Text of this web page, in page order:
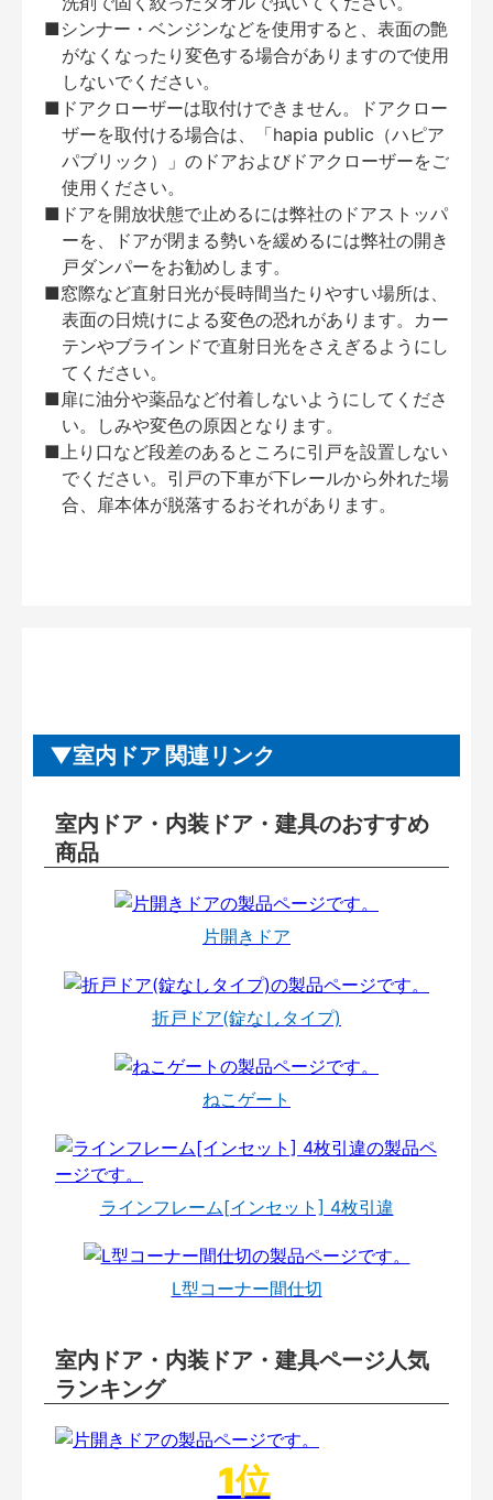
■シンナー・ベンジンなどを使用すると、表面の艶
がなくなったり変色する場合がありますので使用
しないでください。
■ドアクローザーは取付けできません。ドアクロー
ザーを取付ける場合は、「hapia public（ハピア
パブリック）」のドアおよびドアクローザーをご
使用ください。
■ドアを開放状態で止めるには弊社のドアストッパ
ーを、ドアが閉まる勢いを緩めるには弊社の開き
戸ダンパーをお勧めします。
■窓際など直射日光が長時間当たりやすい場所は、
表面の日焼けによる変色の恐れがあります。カー
テンやブラインドで直射日光をさえぎるようにし
てください。
■扉に油分や薬品など付着しないようにしてくださ
い。しみや変色の原因となります。
■上り口など段差のあるところに引戸を設置しない
でください。引戸の下車が下レールから外れた場
合、扉本体が脱落するおそれがあります。
室内ドア 関連リンク
室内ドア・内装ドア・建具のおすすめ
商品
片開きドア
折戸ドア(錠なしタイプ)
ねこゲート
ラインフレーム[インセット] 4枚引違
L型コーナー間仕切
室内ドア・内装ドア・建具ページ人気
ランキング